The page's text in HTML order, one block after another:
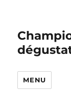
MENU